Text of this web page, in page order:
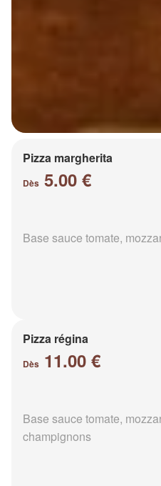
Pizza margherita
Dès 5.00 €
Base sauce tomate,
Pizza régina
Dès 11.00 €
Base sauce tomate,
champignons